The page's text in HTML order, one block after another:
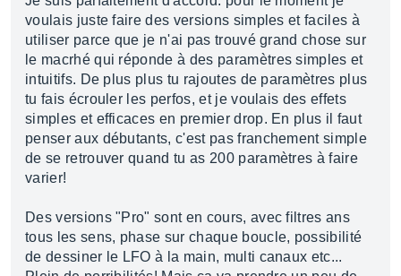
voulais juste faire des versions simples et faciles à
utiliser parce que je n'ai pas trouvé grand chose sur
le macrhé qui réponde à des paramètres simples et
intuitifs. De plus plus tu rajoutes de paramètres plus
tu fais écrouler les perfos, et je voulais des effets
simples et efficaces en premier drop. En plus il faut
penser aux débutants, c'est pas franchement simple
de se retrouver quand tu as 200 paramètres à faire
varier!
Des versions "Pro" sont en cours, avec filtres ans
tous les sens, phase sur chaque boucle, possibilité
de dessiner le LFO à la main, multi canaux etc...